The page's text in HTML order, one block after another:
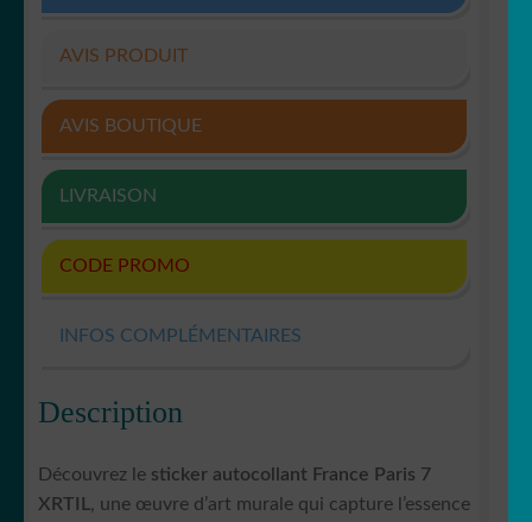
AVIS PRODUIT
AVIS BOUTIQUE
LIVRAISON
CODE PROMO
INFOS COMPLÉMENTAIRES
Description
Découvrez le sticker autocollant France Paris 7
XRTIL, une œuvre d’art murale qui capture l’essence